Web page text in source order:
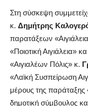
Στη σύσκεψη
κ. Δημήτρης
παρατάξεων
«Ποιοτική Αιγιάλεια» κα
«Αιγιαλέων Πόλις» κ.
«Λαϊκή Συσπείρωση
μέρους της
δημοτική σύμβουλος κα